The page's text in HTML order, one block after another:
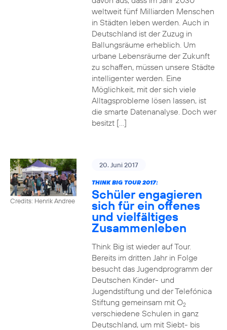
weltweit fünf Milliarden Menschen
in Städten leben werden. Auch in
Deutschland ist der Zuzug in
Ballungsräume erheblich. Um
urbane Lebensräume der Zukunft
zu schaffen, müssen unsere Städte
intelligenter werden. Eine
Möglichkeit, mit der sich viele
Alltagsprobleme lösen lassen, ist
die smarte Datenanalyse. Doch wer
besitzt […]
Credits: Henrik Andree
20. Juni 2017
THINK BIG TOUR 2017:
Schüler engagieren
sich für ein offenes
und vielfältiges
Zusammenleben
Think Big ist wieder auf Tour.
Bereits im dritten Jahr in Folge
besucht das Jugendprogramm der
Deutschen Kinder- und
Jugendstiftung und der Telefónica
Stiftung gemeinsam mit O2
verschiedene Schulen in ganz
Deutschland, um mit Siebt- bis